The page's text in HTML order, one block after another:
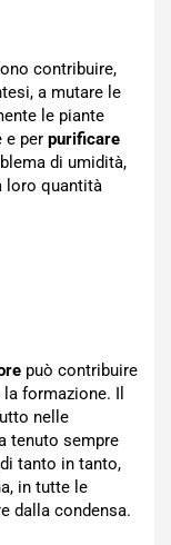
contribuire,
a mutare le
le piante
e per purificare
di umidità,
loro quantità
può contribuire
formazione. Il
nelle
tenuto sempre
tanto in tanto,
in tutte le
dalla condensa.